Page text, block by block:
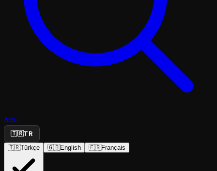
Ara...
🇹🇷TR
🇹🇷Türkçe 🇬🇧English 🇫🇷Français